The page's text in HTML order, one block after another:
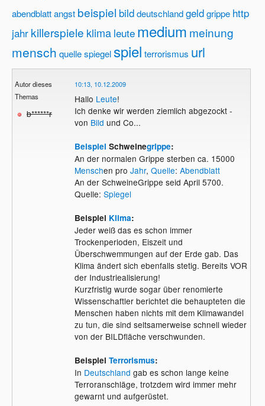
abendblattangst beispiel bilddeutschlandgeldgrippe http
jahr killerspiele klima leute medium meinung
mensch quellespiegel spiel terrorismus url
Autor dieses
Themas
b******r
10:13, 10.12.2009
Hallo Leute!
Ich denke wir werden ziemlich abgezockt -
von Bild und Co...
Beispiel Schweinegrippe:
An der normalen Grippe sterben ca. 15000
Menschen pro Jahr, Quelle: Abendblatt
An der SchweineGrippe seid April 5700.
Quelle: Spiegel
Beispiel Klima:
Jeder weiß das es schon immer
Trockenperioden, Eiszeit und
Überschwemmungen auf der Erde gab. Das
Klima ändert sich ebenfalls stetig. Bereits VOR
der Industriealisierung!
Kurzfristig wurde sogar über renomierte
Wissenschaftler berichtet die behaupteten die
Menschen haben nichts mit dem Klimawandel
zu tun, die sind seltsamerweise schnell wieder
von der BILDfläche verschwunden.
Beispiel Terrorismus:
In Deutschland gab es schon lange keine
Terroranschläge, trotzdem wird immer mehr
gewarnt und aufgerüstet.